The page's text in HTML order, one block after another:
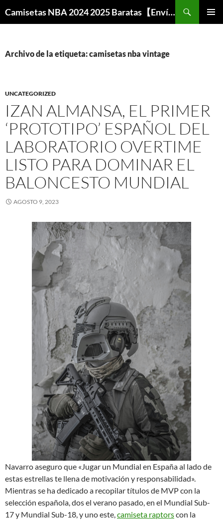
Camisetas NBA 2024 2025 Baratas【Envío Gratis】
Archivo de la etiqueta: camisetas nba vintage
UNCATEGORIZED
IZAN ALMANSA, EL PRIMER
‘PROTOTIPO’ ESPAÑOL DEL
LABORATORIO OVERTIME
LISTO PARA DOMINAR EL
BALONCESTO MUNDIAL
AGOSTO 9, 2023
Navarro aseguro que «Jugar un Mundial en España al lado de
estas estrellas te llena de motivación y responsabilidad».
Mientras se ha dedicado a recopilar títulos de MVP con la
selección española, dos el verano pasado, en el Mundial Sub-
17 y Mundial Sub-18, y uno este,camiseta raptorscon la